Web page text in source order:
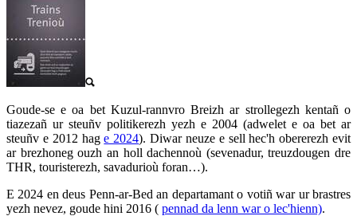
Goude-se e oa bet Kuzul-rannvro Breizh ar strollegezh kentañ o
tiazezañ ur steuñv politikerezh yezh e 2004 (adwelet e oa bet ar
steuñv e 2012 hage 2024). Diwar neuze e sell hec'h obererezh evit
ar brezhoneg ouzh an holl dachennoù (sevenadur, treuzdougen dre
THR, touristerezh, savadurioù foran…).
E 2024 en deus Penn-ar-Bed an departamant o votiñ war ur brastres
yezh nevez, goude hini 2016 ( pennad da lenn war o lec'hienn).